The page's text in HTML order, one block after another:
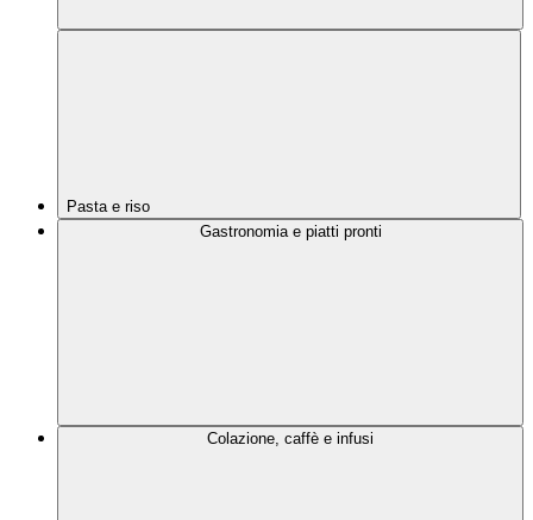
Pasta e riso
Gastronomia e piatti pronti
Colazione, caffè e infusi